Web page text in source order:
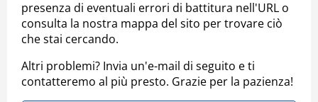
presenza di eventuali errori di battitura nell'URL o
consulta la nostra mappa del sito per trovare ciò
che stai cercando.
Altri problemi? Invia un'e-mail di seguito e ti
contatteremo al più presto. Grazie per la pazienza!